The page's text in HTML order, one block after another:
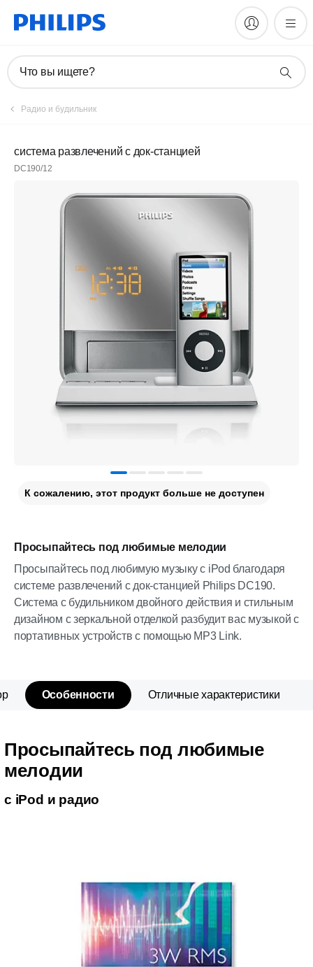
Что вы ищете?
Радио и будильник
система развлечений с док-станцией
DC190/12
Просыпайтесь под любимые мелодии
Просыпайтесь под любимую музыку с iPod благодаря
системе развлечений с док-станцией Philips DC190.
Система с будильником двойного действия и стильным
дизайном с зеркальной отделкой разбудит вас музыкой с
портативных устройств с помощью MP3 Link.
К сожалению, этот продукт больше не доступен
Особенности Отличные характеристики
Просыпайтесь под любимые
мелодии
с iPod и радио